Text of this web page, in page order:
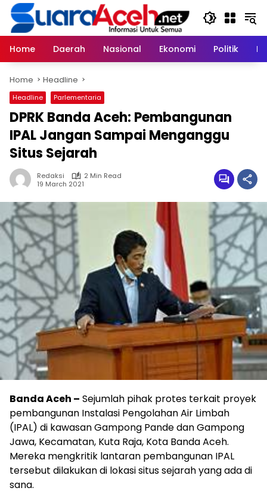
Skip
content
Home
Daerah Nasional Ekonomi Politik
Home Headline
Headline Parlementaria
DPRK Banda Aceh: Pembangunan
IPAL Jangan Sampai Menganggu
Situs Sejarah
Redaksi
2 Min Read
19 March 2021
Banda Aceh – Sejumlah pihak protes terkait proyek
pembangunan Instalasi Pengolahan Air Limbah
(IPAL) di kawasan Gampong Pande dan Gampong
Jawa, Kecamatan, Kuta Raja, Kota Banda Aceh.
Mereka mengkritik lantaran pembangunan IPAL
tersebut dilakukan di lokasi situs sejarah yang ada di
sana.